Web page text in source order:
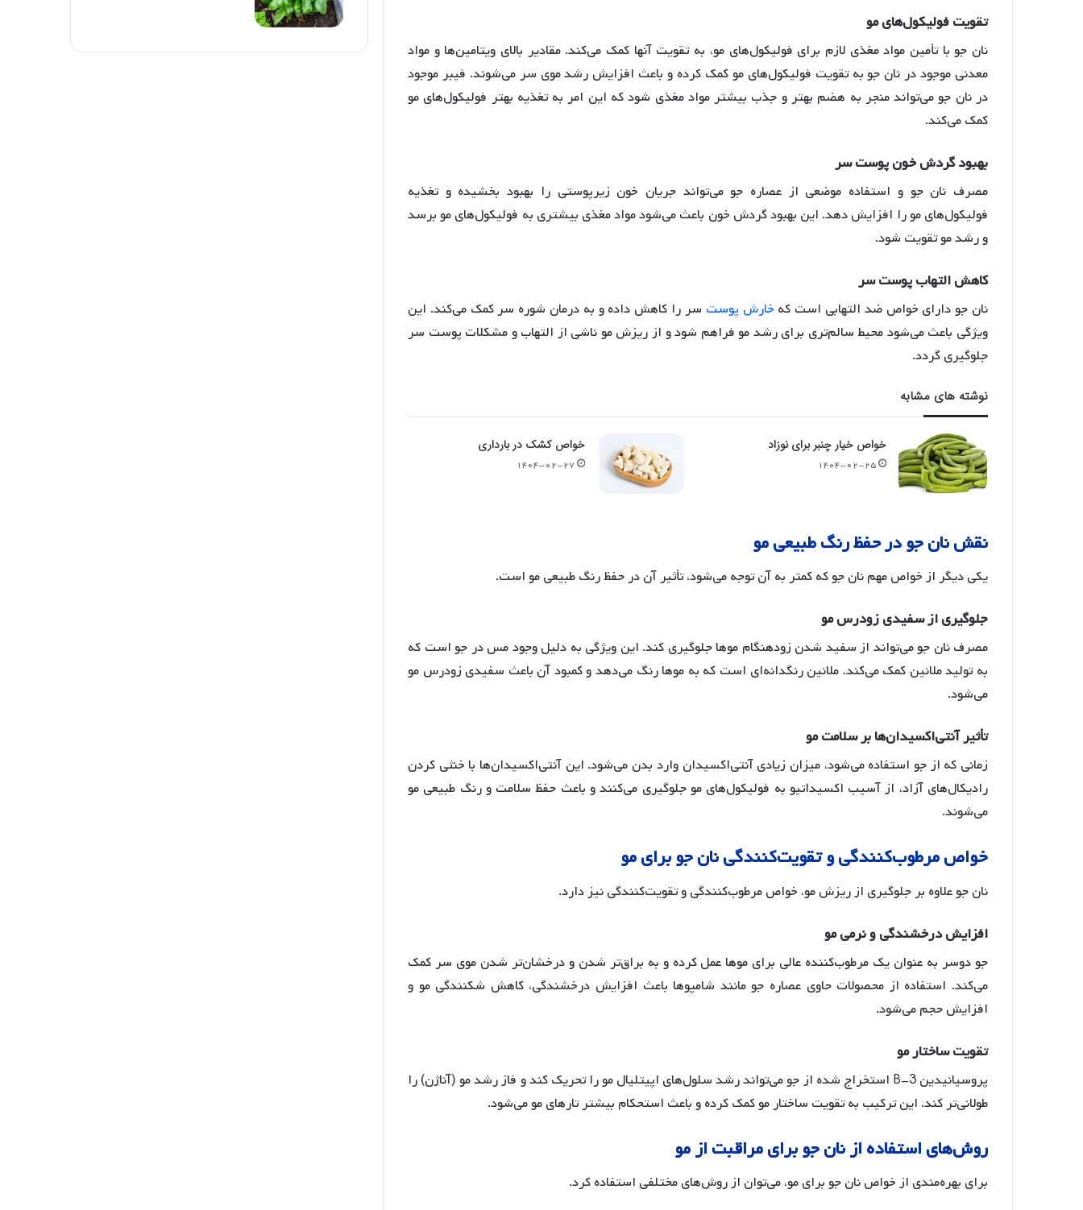
تقویتفولیکولهایمو
نان جو با تأمین مواد مغذی لازم برای فولیکول‌های مو، به تقویت آنها کمک می‌کند. مقادیر بالای ویتامین‌ها و مواد
معدنی موجود در نان جو به تقویت فولیکول‌های مو کمک کرده و باعث افزایش رشد موی سر می‌شوند. فیبر موجود
در نان جو می‌تواند منجر به هضم بهتر و جذب بیشتر مواد مغذی شود که این امر به تغذیه بهتر فولیکول‌های مو
کمک می‌کند.
بهبودگردشخونپوستسر
مصرف نان جو و استفاده موضعی از عصاره جو می‌تواند جریان خون زیرپوستی را بهبود بخشیده و تغذیه
فولیکول‌های مو را افزایش دهد. این بهبود گردش خون باعث می‌شود مواد مغذی بیشتری به فولیکول‌های مو برسد
و رشد مو تقویت شود.
کاهشالتهابپوستسر
نان جو دارای خواص ضد التهابی است که خارش پوست سر را کاهش داده و به درمان شوره سر کمک می‌کند. این
ویژگی باعث می‌شود محیط سالم‌تری برای رشد مو فراهم شود و از ریزش مو ناشی از التهاب و مشکلات پوست سر
جلوگیری گردد.
نوشته های مشابه
خواص خیار چنبر برای نوزاد
۱۴۰۴-۰۲-۲۵
خواص کشک در بارداری
۱۴۰۴-۰۲-۲۷
نقشنانجودرحفظرنگطبیعیمو
یکی دیگر از خواص مهم نان جو که کمتر به آن توجه می‌شود، تأثیر آن در حفظ رنگ طبیعی مو است.
جلوگیریازسفیدیزودرسمو
مصرف نان جو می‌تواند از سفید شدن زودهنگام موها جلوگیری کند. این ویژگی به دلیل وجود مس در جو است که
به تولید ملانین کمک می‌کند. ملانین رنگدانه‌ای است که به موها رنگ می‌دهد و کمبود آن باعث سفیدی زودرس مو
می‌شود.
تأثیرآنتیاکسیدانهابرسلامتمو
زمانی که از جو استفاده می‌شود، میزان زیادی آنتی‌اکسیدان وارد بدن می‌شود. این آنتی‌اکسیدان‌ها با خنثی کردن
رادیکال‌های آزاد، از آسیب اکسیداتیو به فولیکول‌های مو جلوگیری می‌کنند و باعث حفظ سلامت و رنگ طبیعی مو
می‌شوند.
خواصمرطوبکنندگیوتقویتکنندگینانجوبرایمو
نان جو علاوه بر جلوگیری از ریزش مو، خواص مرطوب‌کنندگی و تقویت‌کنندگی نیز دارد.
افزایشدرخشندگیونرمیمو
جو دوسر به عنوان یک مرطوب‌کننده عالی برای موها عمل کرده و به براق‌تر شدن و درخشان‌تر شدن موی سر کمک
می‌کند. استفاده از محصولات حاوی عصاره جو مانند شامپوها باعث افزایش درخشندگی، کاهش شکنندگی مو و
افزایش حجم می‌شود.
تقویتساختارمو
پروسیانیدین B-3 استخراج شده از جو می‌تواند رشد سلول‌های اپیتلیال مو را تحریک کند و فاز رشد مو (آناژن) را
طولانی‌تر کند. این ترکیب به تقویت ساختار مو کمک کرده و باعث استحکام بیشتر تارهای مو می‌شود.
روشهای استفاده ازنانجوبرایمراقبت ازمو
برای بهره‌مندی از خواص نان جو برای مو، می‌توان از روش‌های مختلفی استفاده کرد.